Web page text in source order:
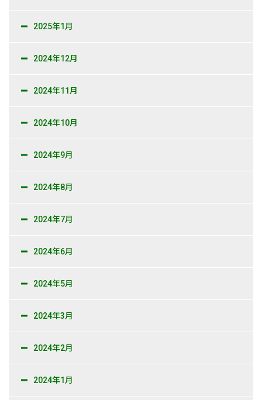
2025年1月
2024年12月
2024年11月
2024年10月
2024年9月
2024年8月
2024年7月
2024年6月
2024年5月
2024年3月
2024年2月
2024年1月